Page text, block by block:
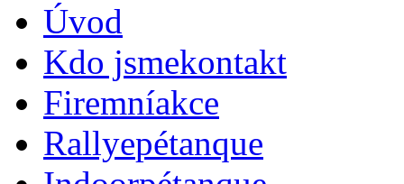
Úvod
Kdo jsmekontakt
Firemníakce
Rallyepétanque